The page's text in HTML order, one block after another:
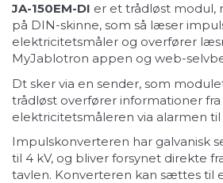
JA-150EM-DI er et trådløst modul,
på DIN-skinne, som så læser
elektricitetsmåler og overfører
MyJablotron appen og web-
Dt sker via en sender, som
trådløst overfører informationer fra
elektricitetsmåleren via alarmen
Impulskonverteren har galvanisk
til 4 kV, og bliver forsynet direkte
tavlen. Konverteren kan sættes til